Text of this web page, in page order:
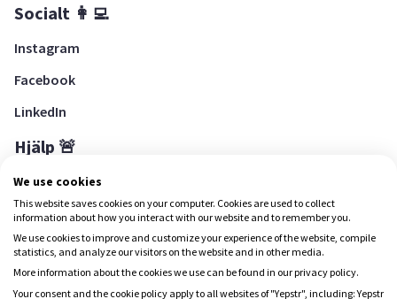
Socialt 👩‍💻
Instagram
Facebook
LinkedIn
Hjälp 🚨
Hjälpcenter
Ladda ned Yepstr
We use cookies
This website saves cookies on your computer. Cookies are used to collect
information about how you interact with our website and to remember you.
We use cookies to improve and customize your experience of the website, compile
statistics, and analyze our visitors on the website and in other media.
More information about the cookies we use can be found in our privacy policy.
Your consent and the cookie policy apply to all websites of "Yepstr", including: Yepstr